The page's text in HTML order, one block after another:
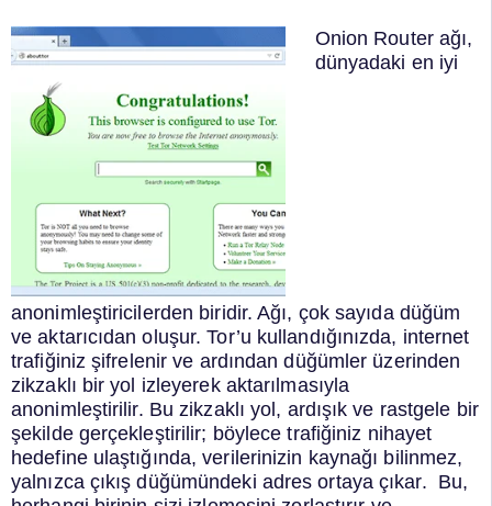
Onion Router ağı,
dünyadaki en iyi
anonimleştiricilerden biridir. Ağı, çok sayıda düğüm
ve aktarıcıdan oluşur. Tor’u kullandığınızda, internet
trafiğiniz şifrelenir ve ardından düğümler üzerinden
zikzaklı bir yol izleyerek aktarılmasıyla
anonimleştirilir. Bu zikzaklı yol, ardışık ve rastgele bir
şekilde gerçekleştirilir; böylece trafiğiniz nihayet
hedefine ulaştığında, verilerinizin kaynağı bilinmez,
yalnızca çıkış düğümündeki adres ortaya çıkar. Bu,